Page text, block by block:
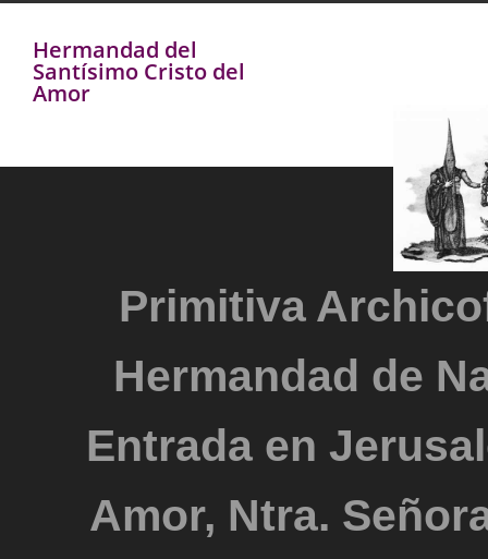
Hermandad del
Santísimo Cristo del
Amor
Primitiva
Hermandad de
Entrada en
Amor, Ntra.